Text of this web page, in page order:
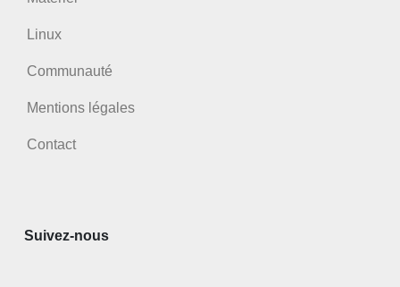
Linux
Communauté
Mentions légales
Contact
Suivez-nous